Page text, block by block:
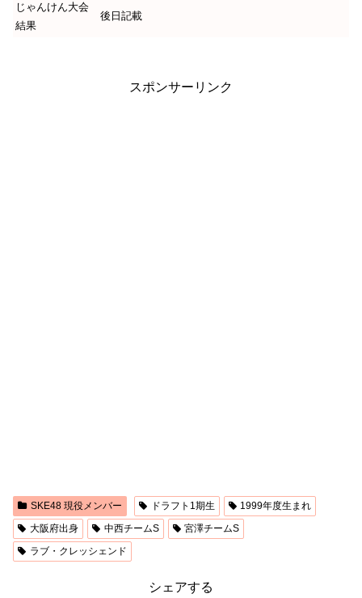
じゃんけん大会
結果
後日記載
スポンサーリンク
SKE48 現役メンバー ドラフト1期生
1999年度生まれ
大阪府出身
中西チームS
宮澤チームS
ラブ・クレッシェンド
シェアする